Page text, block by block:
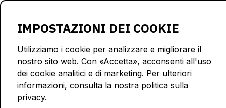
IMPOSTAZIONI DEI COOKIE
Utilizziamo i cookie per analizzare e migliorare il
nostro sito web. Con «Accetta», acconsenti all'uso
dei cookie analitici e di marketing. Per ulteriori
informazioni, consulta la nostra politica sulla
privacy.